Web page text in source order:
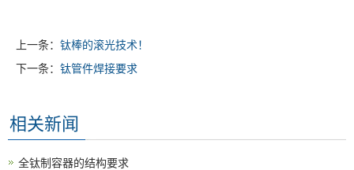
上一条： 钛棒的滚光技术！
下一条： 钛管件焊接要求
相关新闻
全钛制容器的结构要求